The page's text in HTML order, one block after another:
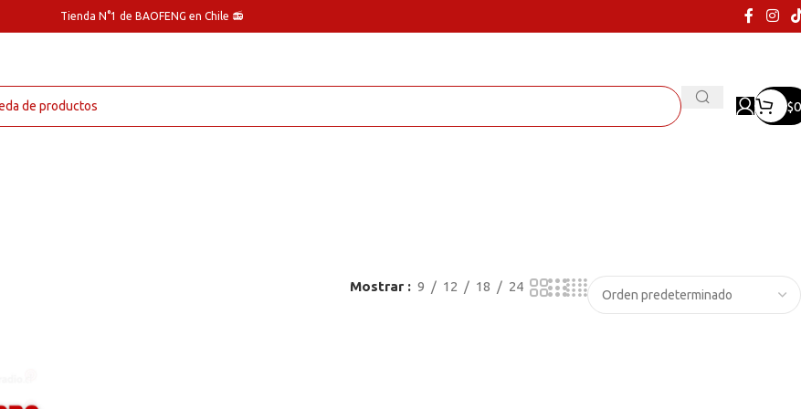
Tienda N°1 de BAOFENG en Chile 📻
$0
Mostrar 9 12 18 24